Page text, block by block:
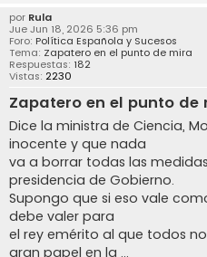
por Rula
Jue Jun 18, 2026 5:36 pm
Foro: Política Española y Sucesos
Tema: Zapatero en el punto de mira
Respuestas: 182
Vistas: 2230
Zapatero en el punto de
Dice la ministra de Ciencia,
inocente y que nada
va a borrar todas las
presidencia de Gobierno.
Supongo que si eso vale
debe valer para
el rey emérito al que todos
gran papel en la ...